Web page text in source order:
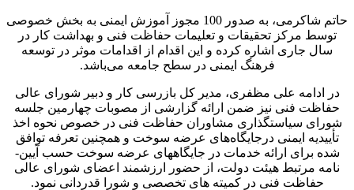
حاتم شاکرمی، به صدور 100 مجوز آموزش ایمنی به بخش خصوصی
توسط مرکز تحقیقات و تعلیمات حفاظت فنی و بهداشت کار در
سال جاری اشاره کرده و این اقدام از اقدامات موثر در توسعه
فرهنگ ایمنی در سطح جامعه می‌باشد.
در ادامه علی مظفری، مدیر کل بازرسی کار و دبیر شورای ‌عالی
حفاظت فنی نیز ضمن ارائه گزارشی از مصوبات چهارمین جلسه
شورای سیاستگذاری مشاوران حفاظت فنی در خصوص نحوه اخذ
تأییدیه ایمنی درجایگاه‌های عرضه سوخت و همچنین تعرفه توافق
شده برای ارائه خدمات در جایگاه­های عرضه سوخت حسب آیین­
نامه مرتبط هیئت دولت، از حضور ارزشمند اعضای شورای عالی
حفاظت فنی در کمیته های تخصصی و شورا قدردانی نمود.